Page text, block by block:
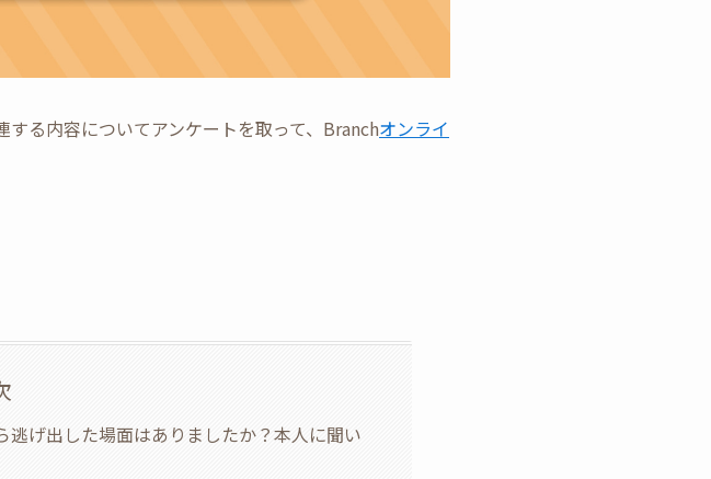
る内容についてアンケートを取って、Branchオンライ
げ出した場面はありましたか？本人に聞い